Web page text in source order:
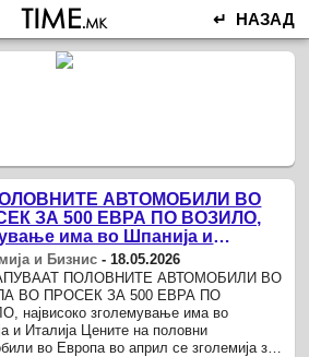
↵ НАЗАД
АВТОМОБИЛИ ВО
ЗА 500 ЕВРА ПО ВОЗИЛО,
има во Шпанија и
и Бизнис - 18.05.2026
ПОЛОВНИТЕ АВТОМОБИЛИ ВО
ВО ПРОСЕК ЗА 500 ЕВРА ПО
највисоко зголемување има во
и Италија Цените на половни
во Европа во април се зголемија за